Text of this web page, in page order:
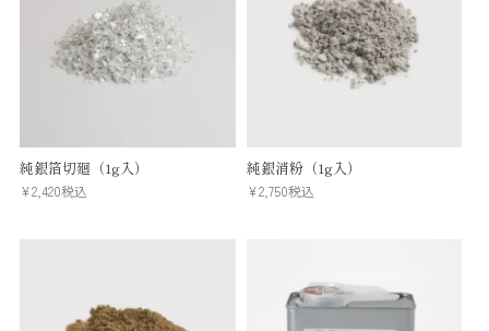
純銀箔切廻（1g入）
¥2,420税込
純銀消粉（1g入）
¥2,750税込